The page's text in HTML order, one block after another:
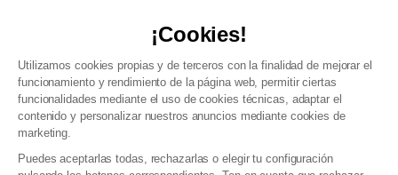
¡Cookies!
Utilizamos cookies propias y de terceros con la finalidad de mejorar el
funcionamiento y rendimiento de la página web, permitir ciertas
funcionalidades mediante el uso de cookies técnicas, adaptar el
contenido y personalizar nuestros anuncios mediante cookies de
marketing.
Puedes aceptarlas todas, rechazarlas o elegir tu configuración
Política de gestión de datos personales y cookies